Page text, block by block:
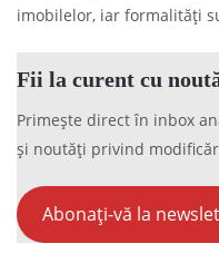
imobilelor, iar formalități
Fii la curent cu
Primește direct în inbox
și noutăți privind
Abonați-vă la